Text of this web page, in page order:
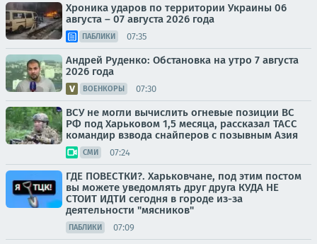
Хроника ударов по территории Украины 06
августа – 07 августа 2026 года
ПАБЛИКИ 07:35
Андрей Руденко: Обстановка на утро 7 августа
2026 года
ВОЕНКОРЫ 07:30
ВСУ не могли вычислить огневые позиции ВС
РФ под Харьковом 1,5 месяца, рассказал ТАСС
командир взвода снайперов с позывным Азия
СМИ 07:24
ГДЕ ПОВЕСТКИ?. Харьковчане, под этим постом
вы можете уведомлять друг друга КУДА НЕ
СТОИТ ИДТИ сегодня в городе из-за
деятельности "мясников"
ПАБЛИКИ 07:09